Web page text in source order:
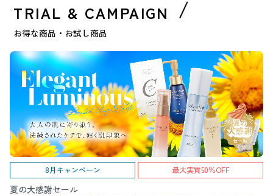
TRIAL & CAMPAIGN
お得な商品・お試し商品
8月キャンペーン 最大実質50％OFF
夏の大感謝セール